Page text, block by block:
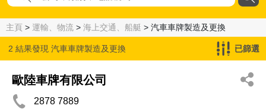
主頁 > 運輸、物流 > 海上交通、船艇 > 汽車車牌製造及更換
2 結果發現 汽車車牌製造及更換 已篩選
歐陸車牌有限公司
2878 7889